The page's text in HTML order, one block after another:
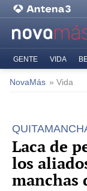
GENTE VIDA
NovaMás » Vida
Laca de
los
manchas